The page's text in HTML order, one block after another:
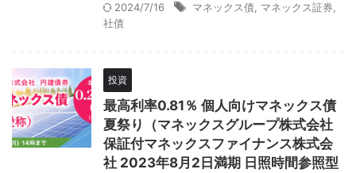
2024/7/16 マネックス債 マネックス証券
社債
投資
最高利率0.81％ 個人向けマネックス債
夏祭り（マネックスグループ株式会社
保証付マネックスファイナンス株式会
社 2023年8月2日満期 日照時間参照型